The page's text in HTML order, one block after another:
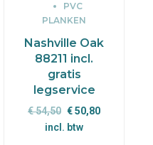
PVC
PLANKEN
Nashville Oak
88211 incl.
gratis
legservice
€54,50 Oorspronkelijke
prijs
€50,80Huidige
incl. btw